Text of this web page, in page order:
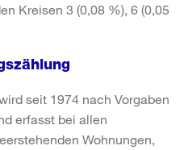
Kreisen 3 (0,08 %), 6 (0,05
seit 1974 nach Vorgaben
erfasst bei allen
Wohnungen,